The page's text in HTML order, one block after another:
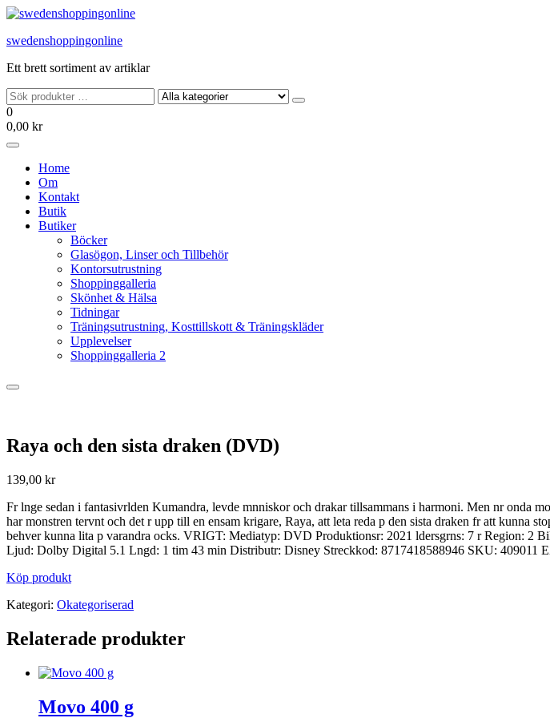
Hoppa
innehållet
swedenshoppingonline
Ett brett sortiment av artiklar
0
0,00 kr
Home
Om
Kontakt
Butik
Butiker
Böcker
Glasögon, Linser och Tillbehör
Kontorsutrustning
Shoppinggalleria
Skönhet & Hälsa
Tidningar
Träningsutrustning, Kosttillskott & Träningskläder
Upplevelser
Shoppinggalleria 2
Raya och den sista draken (DVD)
139,00 kr
Fr lnge sedan i fantasivrlden Kumandra, levde mnniskor och drakar tillsammans i harmoni. Men nr onda
har monstren tervnt och det r upp till en ensam krigare, Raya, att leta reda p den sista draken fr att kunna
behver kunna lita p varandra ocks. VRIGT: Mediatyp: DVD Produktionsr: 2021 ldersgrns: 7 r Region: 2
Ljud: Dolby Digital 5.1 Lngd: 1 tim 43 min Distributr: Disney Streckkod: 8717418588946 SKU: 409011
Köp produkt
Kategori: Okategoriserad
Relaterade produkter
Movo 400 g